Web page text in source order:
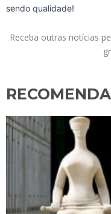
sendo qualidade!
Receba outras notícias